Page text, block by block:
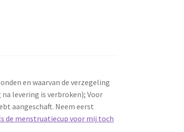
en waarvan de verzegeling
levering is verbroken); Voor
aangeschaft. Neem eerst
de menstruatiecup voor mij toch